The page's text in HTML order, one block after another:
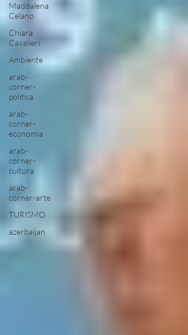
Maddalena
Celano
Chiara
Cavalieri
Ambiente
arab-
corner-
politica
arab-
corner-
economia
arab-
corner-
cultura
arab-
corner-arte
TURISMO
azerbaijan